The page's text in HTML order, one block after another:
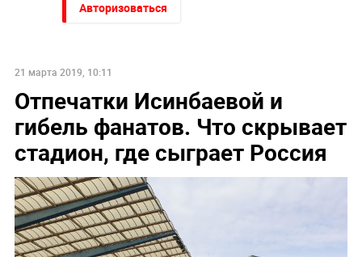
Авторизоваться
21 марта 2019, 10:11
Отпечатки Исинбаевой и
гибель фанатов. Что скрывает
стадион, где сыграет Россия